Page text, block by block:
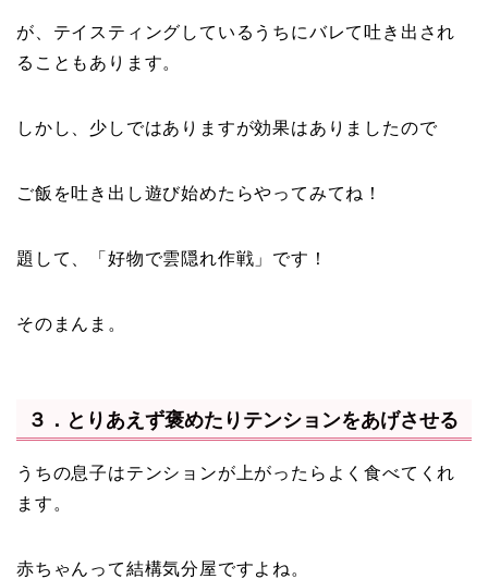
が、テイスティングしているうちにバレて吐き出され
ることもあります。
しかし、少しではありますが効果はありましたので
ご飯を吐き出し遊び始めたらやってみてね！
題して、「好物で雲隠れ作戦」です！
そのまんま。
３．とりあえず褒めたりテンションをあげさせる
うちの息子はテンションが上がったらよく食べてくれ
ます。
赤ちゃんって結構気分屋ですよね。